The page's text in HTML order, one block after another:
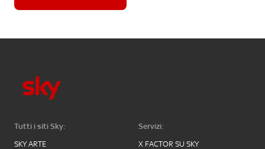
Tutti i siti Sky:
SKY ARTE
Servizi:
X FACTOR SU SKY